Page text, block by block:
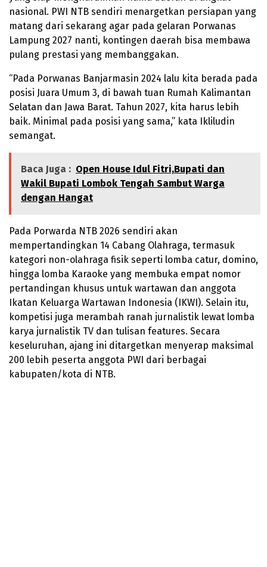
nasional. PWI NTB sendiri menargetkan persiapan yang
matang dari sekarang agar pada gelaran Porwanas
Lampung 2027 nanti, kontingen daerah bisa membawa
pulang prestasi yang membanggakan.
“Pada Porwanas Banjarmasin 2024 lalu kita berada pada
posisi Juara Umum 3, di bawah tuan Rumah Kalimantan
Selatan dan Jawa Barat. Tahun 2027, kita harus lebih
baik. Minimal pada posisi yang sama,” kata Ikliludin
semangat.
Baca Juga : Open House Idul Fitri,Bupati dan
Wakil Bupati Lombok Tengah Sambut Warga
dengan Hangat
Pada Porwarda NTB 2026 sendiri akan
mempertandingkan 14 Cabang Olahraga, termasuk
kategori non-olahraga fisik seperti lomba catur, domino,
hingga lomba Karaoke yang membuka empat nomor
pertandingan khusus untuk wartawan dan anggota
Ikatan Keluarga Wartawan Indonesia (IKWI). Selain itu,
kompetisi juga merambah ranah jurnalistik lewat lomba
karya jurnalistik TV dan tulisan features. Secara
keseluruhan, ajang ini ditargetkan menyerap maksimal
200 lebih peserta anggota PWI dari berbagai
kabupaten/kota di NTB.